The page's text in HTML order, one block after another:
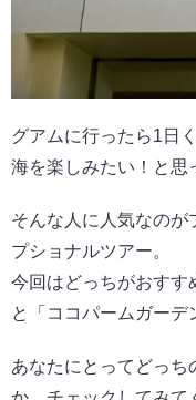
グアムに行ったら1日
海を楽しみたい！と思
そんな人に人気なのが
プショナルツアー。
今回はどっちがおすす
と「ココパームガーデ
あなたにとってどっち